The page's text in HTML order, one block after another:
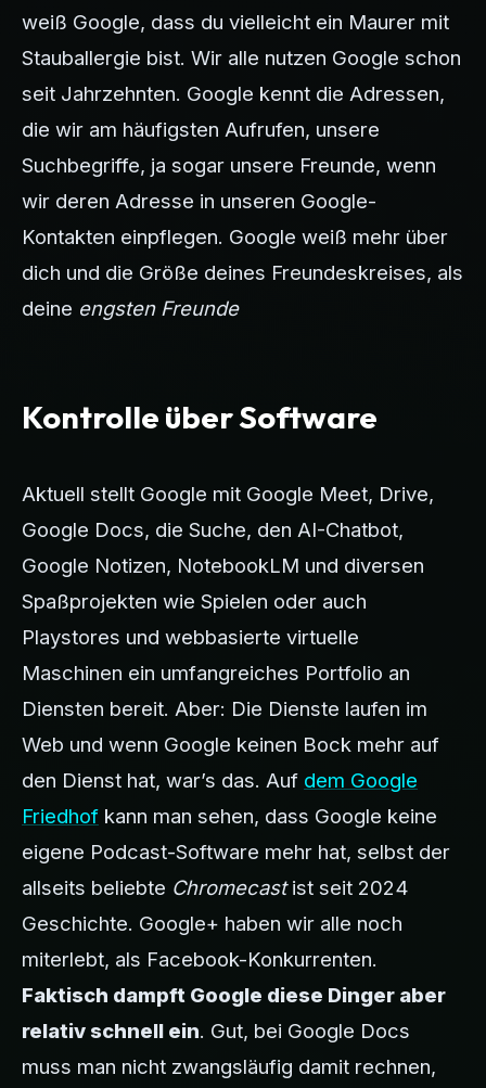
weiß Google, dass du vielleicht ein Maurer mit
Stauballergie bist. Wir alle nutzen Google schon
seit Jahrzehnten. Google kennt die Adressen,
die wir am häufigsten Aufrufen, unsere
Suchbegriffe, ja sogar unsere Freunde, wenn
wir deren Adresse in unseren Google-
Kontakten einpflegen. Google weiß mehr über
dich und die Größe deines Freundeskreises, als
deine engsten Freunde
Kontrolle über Software
Aktuell stellt Google mit Google Meet, Drive,
Google Docs, die Suche, den AI-Chatbot,
Google Notizen, NotebookLM und diversen
Spaßprojekten wie Spielen oder auch
Playstores und webbasierte virtuelle
Maschinen ein umfangreiches Portfolio an
Diensten bereit. Aber: Die Dienste laufen im
Web und wenn Google keinen Bock mehr auf
den Dienst hat, war’s das. Auf dem Google
Friedhof kann man sehen, dass Google keine
eigene Podcast-Software mehr hat, selbst der
allseits beliebte Chromecastist seit 2024
Geschichte. Google+ haben wir alle noch
miterlebt, als Facebook-Konkurrenten.
Faktisch dampft Google diese Dinger aber
relativ schnell ein. Gut, bei Google Docs
muss man nicht zwangsläufig damit rechnen,